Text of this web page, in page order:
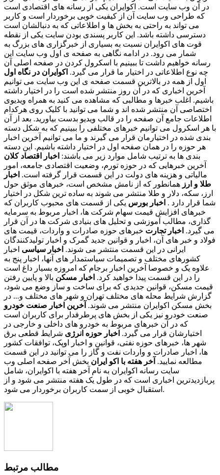
در آن وب سایت است. اکوایران یکی از رسانه های اقتصادی است
که طراحی وب سایت آن از کیفیت خوبی برخوردار است و کاربر
می تواند به راحتی به بخش ها و اطلاعاتی که به دنبالشان است
دسترسی داشته باشد. این کاربر پسندی بودن سایت یکی از نقطه
قوت های اکوایران نسبت به بسیاری از خبرگزاری های بزرگ به
شمار می رود. در ادامه نگاهی به صفحه ی اول وب سایت این
رسانه خواهیم داشت تا ببینیم با اسکرول کردن در صفحه اصلی آن
چه نوع اطلاعاتی در اختیار ما قرار می گیرد. اکوایران در نگاه اول
اول از همه در بالاترین قسمت صفحه ی این وب سایت می توانیم
آخرین اخباری که در آن روز منتشر شده است را در اختیار داشته
باشیم. اغلب خبرها و مطالبی که مشاهده می کنید به همراه ویدیوی
اختصاصی آن منتشر شده اند و شما می توانید با کلیک روی هرکدام
اطلاعات جامع آن صفحه را در قالب ویدیو بدست بیاورید. بعد از آن
با هر اسکرول می توانیم خبرهای مختلفی را ببینیم که به شکل دسته
بندی شده در اختیارمان قرار می گیرند و ما می توانیم آخرین اخبار
هر حوزه را در همان صفحه اول در اختیار داشته باشیم. این دسته
بندی ها به ترتیب شامل موارد زیر می باشند: اخبار اقتصاد کلان
آخرین خبرهایی که در حوزه تورم، وضعیت اقتصادی جامعه، امور
مالیاتی و هزینه های دولت در این قسمت قرار گرفته است. اخبار
طلا و ارز همانطور که از نامش مشخص است، خبرهای موثق حول
ارز، سکه، دلار و طلا منتشر می شوند به ساده ترین شکل در اختیار
شما قرار دارد . اخبار بورس یکی از قسمت های محبوب کاربران که
خبرهای افزایش قیمت سهام شرکت ها، اخبار مربوط به سرمایه
گذاری، مطالب آموزشی و تحلیل های بنیادی شرکت ها در آن قرار
می گیرد. اخبار تجارت خبرهای حوزه صادرات و واردات، قیمت های
فولاد و خبر های آن، اخبار و قوانین جدید گمرک و اخبار تولیدکنندگان
ایرانی در این قسمت منتشر می شوند. اخبار سیاسی اخبار
کشورهای مختلف و تصمیمات سیاستمدار های آنها، اخبار پنج به
علاوه یک و خصوصا آخرین اخبار برجام که امروزه بسیار داغ است
را در این قسمت پیدا خواهید کرد. اخبار مسکن بالا و پایین رفتن
قیمت مسکن، قوانین جدیدی که برای ساخت و ساز وضع می شود،
گزارش شرایط محله های مختلف تهران و شهر های مختلف و... در
بخش مسکن اکوایران منتشر می شوند. آخرین اخبار صنعت خودرو
صنعت خودرو نیز یکی از بخش های پرطرفدار برای کاربران است
که در آن خبرهای مربوط به خودرو های داخلی و خارجی در
اختیارشان قرار می گیرد. اخبار حوزه انرژی شرایط قطعی برق
شهر ها، خبرهای حوزه نفتی، قوانین و اخبار اوپک، توافقات کشور
ها، اخبار صادرات و واردات نفت و گاز را می توانید در این قسمت
مطالعه نمایید. آخر هفته با اکو ایران بخش آخر صفحه اصلی وب
سایت رسانه اکوایران به نام آخر هفته با اکوایران، شامل
پربازدیدترین اخباری است که در طول یک هفته منتشر می شود و از
استقبال خوبی از سمت کاربران برخوردار می شود.
مطالب مرتبط